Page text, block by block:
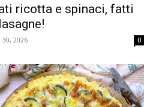
ricotta e spinaci, fatti
2026 0